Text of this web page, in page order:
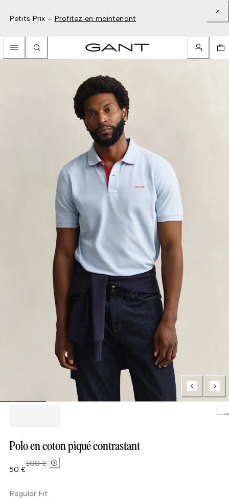
Petits Prix – Profitez-en maintenant
Polo en coton piqué contrastant
50 €
100 €
Regular Fit